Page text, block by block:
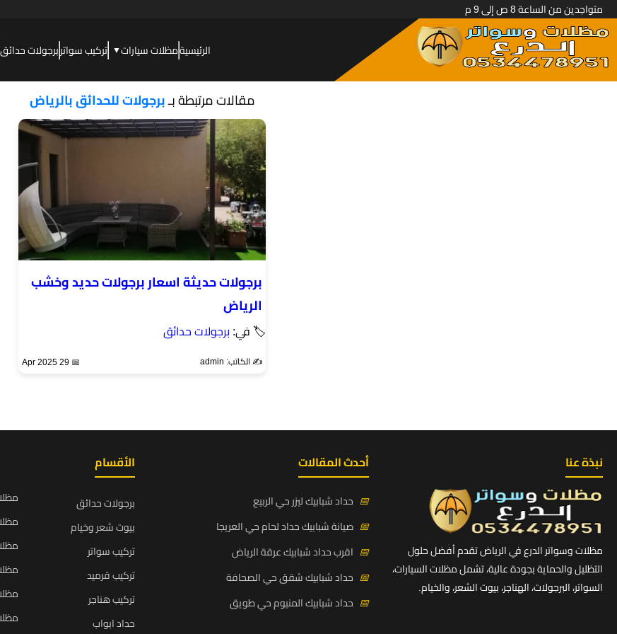
متواجدين من الساعة 8 ص إلى 9 م
الرئيسيةمظلات سيارات▼ تركيب سواتربرجولات حدائق
مقالات مرتبطة بـبرجولات للحدائق بالرياض
برجولات حديثة اسعار برجولات حديد وخشب
الرياض
🏷 في: برجولات حدائق
✍️ الكاتب: admin 📅 29 Apr 2025
نبذة عنا
مظلات وسواتر الدرع في الرياض تقدم أفضل حلول
التظليل والحماية بجودة عالية، تشمل مظلات السيارات،
السواتر، البرجولات، الهناجر، بيوت الشعر، والخيام.
أحدث المقالات
📅 حداد شبابيك ليزر حي الربيع
📅 صيانة شبابيك حداد لحام حي العريجا
📅 اقرب حداد شبابيك عرقة الرياض
📅 حداد شبابيك شقق حي الصحافة
📅 حداد شبابيك المنيوم حي طويق
الأقسام
برجولات حدائق
بيوت شعر وخيام
تركيب سواتر
تركيب قرميد
تركيب هناجر
حداد ابواب